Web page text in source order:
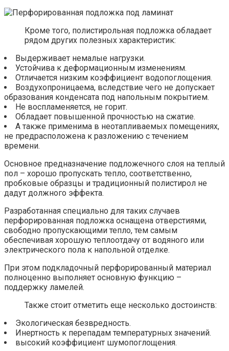
Кроме того, полистирольная подложка обладает
рядом других полезных характеристик:
Выдерживает немалые нагрузки.
Устойчива к деформационным изменениям.
Отличается низким коэффициент водопоглощения.
Воздухопроницаема, вследствие чего не допускает
образования конденсата под напольным покрытием.
Не воспламеняется, не горит.
Обладает повышенной прочностью на сжатие.
А также применима в неотапливаемых помещениях,
не предрасположена к разложению с течением
времени.
Основное предназначение подложечного слоя на теплый
пол – хорошо пропускать тепло, соответственно,
пробковые образцы и традиционный полистирол не
дадут должного эффекта.
Разработанная специально для таких случаев
перфорированная подложка оснащена отверстиями,
свободно пропускающими тепло, тем самым
обеспечивая хорошую теплоотдачу от водяного или
электрического пола к напольной отделке.
При этом подкладочный перфорированный материал
полноценно выполняет основную функцию –
поддержку ламелей.
Также стоит отметить еще несколько достоинств:
Экологическая безвредность.
Инертность к перепадам температурных значений.
высокий коэффициент шумопоглощения.